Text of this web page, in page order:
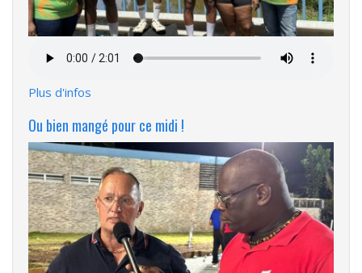
audio
Plus d'infos
Ou bien mangé pour ce midi !